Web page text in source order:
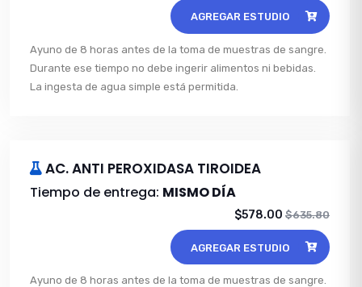
AGREGAR ESTUDIO
Ayuno de 8 horas antes de la toma de muestras de sangre.
Durante ese tiempo no debe ingerir alimentos ni bebidas.
La ingesta de agua simple está permitida.
AC. ANTI PEROXIDASA TIROIDEA
Tiempo de entrega: MISMO DÍA
$578.00 $635.80
AGREGAR ESTUDIO
Ayuno de 8 horas antes de la toma de muestras de sangre.